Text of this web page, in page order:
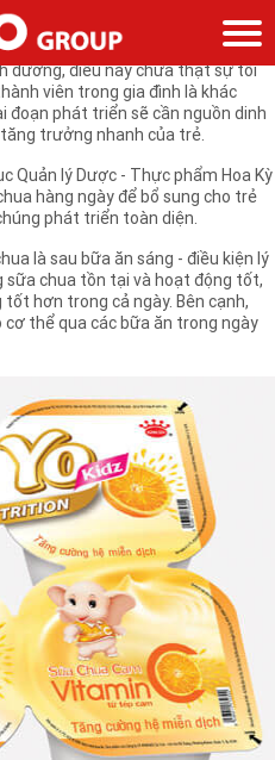
đoàn
dùng chung một loại sản phẩm
dưỡng, điều này chưa thật sự tối
viên trong gia đình là khác
đoạn phát triển sẽ cần nguồn dinh
trưởng nhanh của trẻ.
Quản lý Dược - Thực phẩm Hoa Kỳ
hàng ngày để bổ sung cho trẻ
phát triển toàn diện.
là sau bữa ăn sáng - điều kiện lý
sữa chua tồn tại và hoạt động tốt,
hơn trong cả ngày. Bên cạnh,
thể qua các bữa ăn trong ngày